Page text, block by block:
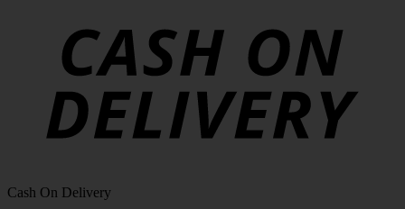
Cash On Delivery